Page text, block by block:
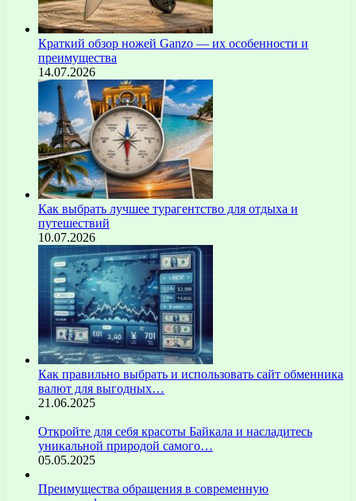
Краткий обзор ножей Ganzo — их особенности и
преимущества
14.07.2026
Как выбрать лучшее турагентство для отдыха и
путешествий
10.07.2026
Как правильно выбрать и использовать сайт обменника
валют для выгодных…
21.06.2025
Откройте для себя красоты Байкала и насладитесь
уникальной природой самого…
05.05.2025
Преимущества обращения в современную